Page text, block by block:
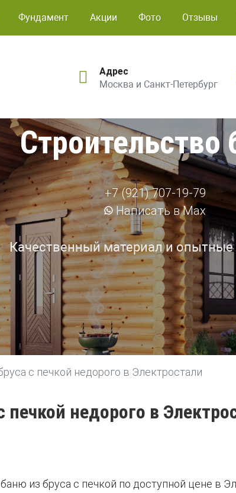
Фундамент Акции Фото Отзывы
Адрес
Москва и Санкт-Петербург
Строительство
+7 (921) 707-19-79
Написать в Max
Качественный материал и опытные
с печкой недорого в Электростали
печкой недорого в
из бруса с печкой по доступной цене в